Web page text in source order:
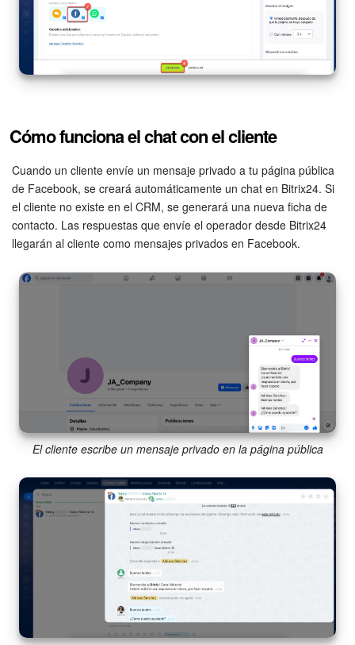
Cómo funciona el chat con el cliente
Cuando un cliente envíe un mensaje privado a tu página pública
de Facebook, se creará automáticamente un chat en Bitrix24. Si
el cliente no existe en el CRM, se generará una nueva ficha de
contacto. Las respuestas que envíe el operador desde Bitrix24
llegarán al cliente como mensajes privados en Facebook.
El cliente escribe un mensaje privado en la página pública